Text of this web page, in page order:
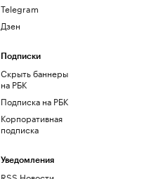
Telegram
Дзен
Подписки
Скрыть баннеры
на РБК
Подписка на РБК
Корпоративная
подписка
Уведомления